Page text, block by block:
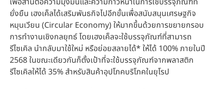
ยั่งยืน เฮงเค็ลได้เสริมพันธกิจไปอีกขั้นเพื่อสนับสนุนเศรษฐกิจ
หมุนเวียน (Circular Economy) ให้มากขึ้นด้วยการขยายกรอบ
การทำงานเชิงกลยุทธ์ โดยเฮงเค็ลจะใช้บรรจุภัณฑ์ที่สามารถ
รีไซเคิล นำกลับมาใช้ใหม่ หรือย่อยสลายได้* ให้ได้ 100% ภายในปี
2568 ในขณะเดียวกันก็ตั้งเป้าที่จะใช้บรรจุภัณฑ์จากพลาสติก
รีไซเคิลให้ได้ 35% สำหรับสินค้าอุปโภคบริโภคในยุโรป